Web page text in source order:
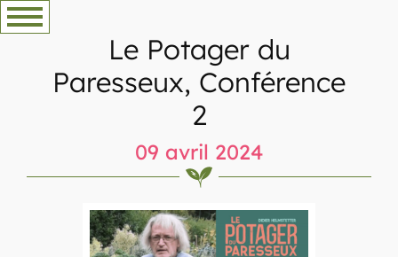
Aller
au
Le Potager du
Paresseux, Conférence
2
09 avril 2024